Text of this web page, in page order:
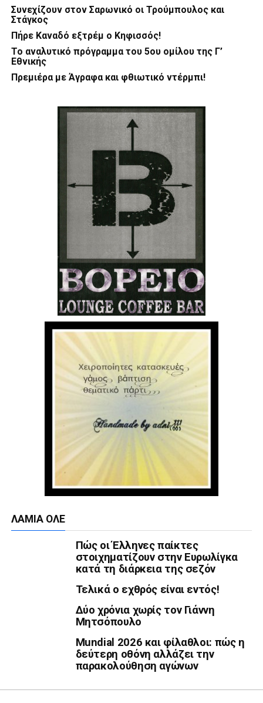
Συνεχίζουν στον Σαρωνικό οι Τρούμπουλος και
Στάγκος
Πήρε Καναδό εξτρέμ ο Κηφισσός!
Το αναλυτικό πρόγραμμα του 5ου ομίλου της Γ’
Εθνικής
Πρεμιέρα με Άγραφα και φθιωτικό ντέρμπι!
ΛΑΜΙΑ ΟΛΕ
Πώς οι Έλληνες παίκτες
στοιχηματίζουν στην Ευρωλίγκα
κατά τη διάρκεια της σεζόν
Τελικά ο εχθρός είναι εντός!
Δύο χρόνια χωρίς τον Γιάννη
Μητσόπουλο
Mundial 2026 και φίλαθλοι: πώς η
δεύτερη οθόνη αλλάζει την
παρακολούθηση αγώνων